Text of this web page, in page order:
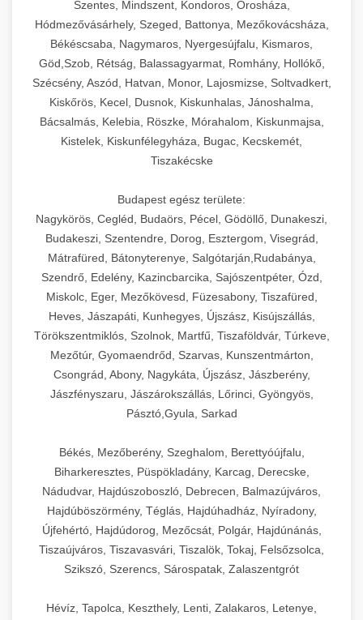
Szentes, Mindszent, Kondoros, Orosháza,
Hódmezővásárhely, Szeged, Battonya, Mezőkovácsháza,
Békéscsaba, Nagymaros, Nyergesújfalu, Kismaros,
Göd,Szob, Rétság, Balassagyarmat, Romhány, Hollókő,
Szécsény, Aszód, Hatvan, Monor, Lajosmizse, Soltvadkert,
Kiskőrös, Kecel, Dusnok, Kiskunhalas, Jánoshalma,
Bácsalmás, Kelebia, Röszke, Mórahalom, Kiskunmajsa,
Kistelek, Kiskunfélegyháza, Bugac, Kecskemét,
Tiszakécske
Budapest egész területe:
Nagykörös, Cegléd, Budaörs, Pécel, Gödöllő, Dunakeszi,
Budakeszi, Szentendre, Dorog, Esztergom, Visegrád,
Mátrafüred, Bátonyterenye, Salgótarján,Rudabánya,
Szendrő, Edelény, Kazincbarcika, Sajószentpéter, Ózd,
Miskolc, Eger, Mezőkövesd, Füzesabony, Tiszafüred,
Heves, Jászapáti, Kunhegyes, Újszász, Kisújszállás,
Törökszentmiklós, Szolnok, Martfű, Tiszaföldvár, Túrkeve,
Mezőtúr, Gyomaendrőd, Szarvas, Kunszentmárton,
Csongrád, Abony, Nagykáta, Újszász, Jászberény,
Jászfényszaru, Jászárokszállás, Lőrinci, Gyöngyös,
Pásztó,Gyula, Sarkad
Békés, Mezőberény, Szeghalom, Berettyóújfalu,
Biharkeresztes, Püspökladány, Karcag, Derecske,
Nádudvar, Hajdúszoboszló, Debrecen, Balmazújváros,
Hajdúböszörmény, Téglás, Hajdúhadház, Nyíradony,
Újfehértó, Hajdúdorog, Mezőcsát, Polgár, Hajdúnánás,
Tiszaújváros, Tiszavasvári, Tiszalök, Tokaj, Felsőzsolca,
Szikszó, Szerencs, Sárospatak, Zalaszentgrót
Hévíz, Tapolca, Keszthely, Lenti, Zalakaros, Letenye,